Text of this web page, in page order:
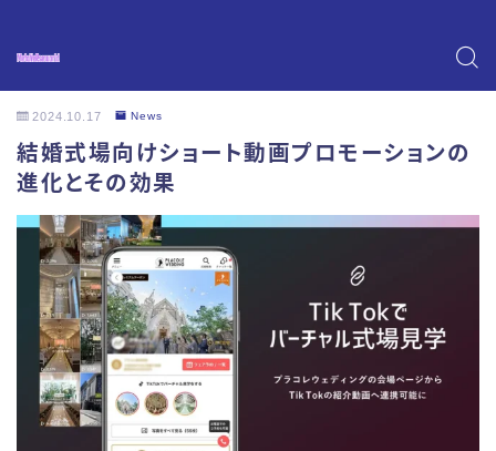
2024.10.17 News
結婚式場向けショート動画プロモーションの
進化とその効果